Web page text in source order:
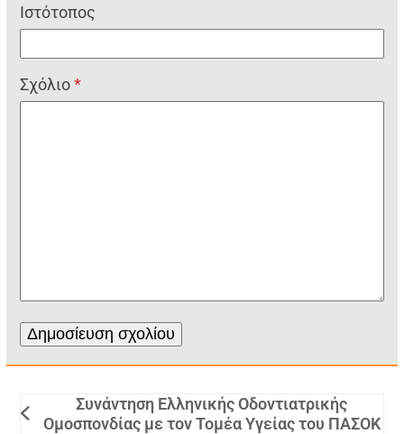
Ιστότοπος
Σχόλιο*
Συνάντηση Ελληνικής Οδοντιατρικής
Ομοσπονδίας με τον Τομέα Υγείας του ΠΑΣΟΚ